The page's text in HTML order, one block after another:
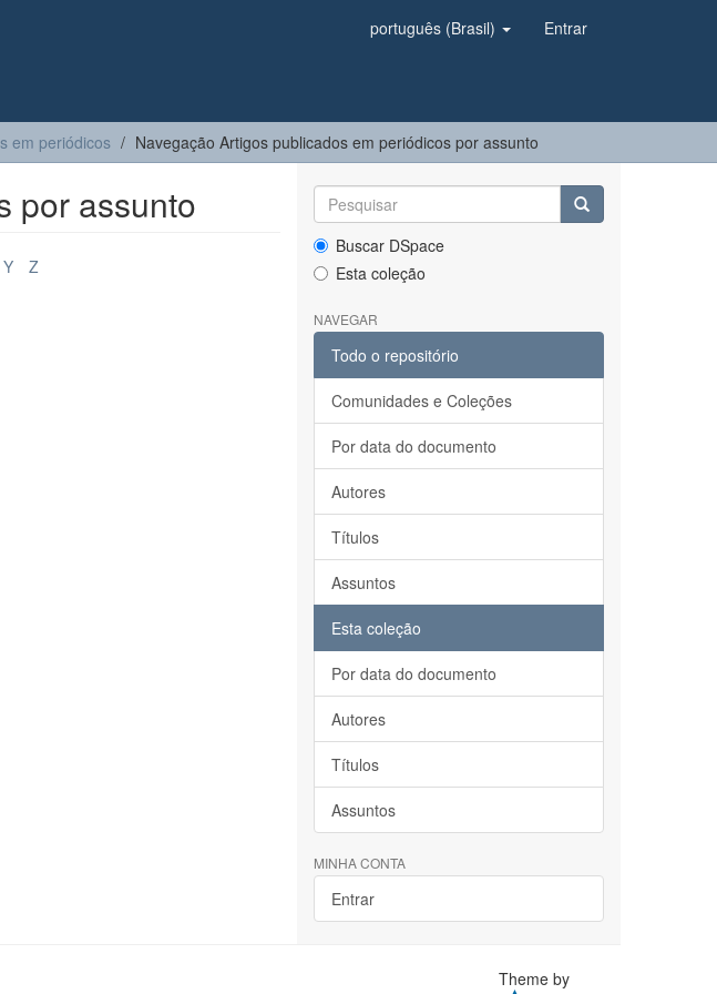
português (Brasil) Entrar
em periódicos Navegação Artigos publicados em periódicos por assunto
por assunto
Y
Z
Buscar DSpace
Esta coleção
NAVEGAR
Todo o repositório
Comunidades e Coleções
Por data do documento
Autores
Títulos
Assuntos
Esta coleção
Por data do documento
Autores
Títulos
Assuntos
MINHA CONTA
Entrar
Theme by